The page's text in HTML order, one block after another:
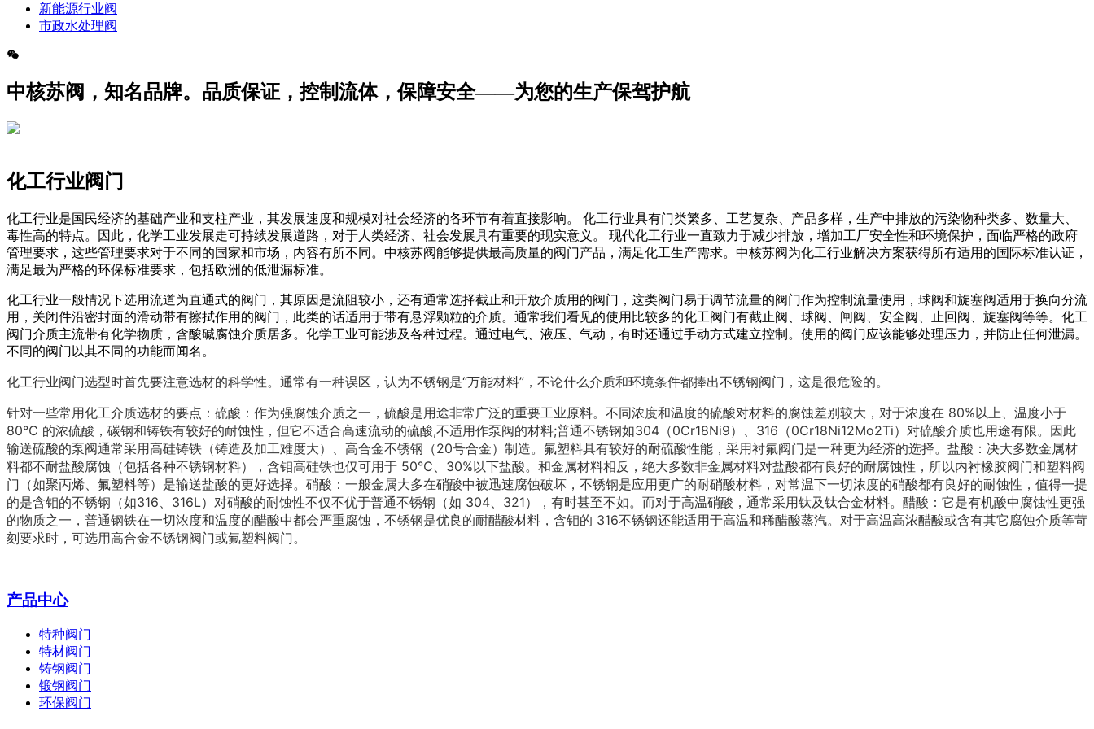
新能源行业阀
市政水处理阀
中核苏阀，知名品牌。品质保证，控制流体，保障安全——为您的生产保驾护航
化工行业阀门
化工行业是国民经济的基础产业和支柱产业，其发展速度和规模对社会经济的各环节有着直接影响。 化工行业具有门类繁多、工艺复杂、产品多样，生产中排放的污染物种类多、数量大、
毒性高的特点。因此，化学工业发展走可持续发展道路，对于人类经济、社会发展具有重要的现实意义。 现代化工行业一直致力于减少排放，增加工厂安全性和环境保护，面临严格的政府
管理要求，这些管理要求对于不同的国家和市场，内容有所不同。中核苏阀能够提供最高质量的阀门产品，满足化工生产需求。中核苏阀为化工行业解决方案获得所有适用的国际标准认证，
满足最为严格的环保标准要求，包括欧洲的低泄漏标准。
化工行业一般情况下选用流道为直通式的阀门，其原因是流阻较小，还有通常选择截止和开放介质用的阀门，这类阀门易于调节流量的阀门作为控制流量使用，球阀和旋塞阀适用于换向分流
用，关闭件沿密封面的滑动带有擦拭作用的阀门，此类的话适用于带有悬浮颗粒的介质。通常我们看见的使用比较多的化工阀门有截止阀、球阀、闸阀、安全阀、止回阀、旋塞阀等等。化工
阀门介质主流带有化学物质，含酸碱腐蚀介质居多。化学工业可能涉及各种过程。通过电气、液压、气动，有时还通过手动方式建立控制。使用的阀门应该能够处理压力，并防止任何泄漏。
不同的阀门以其不同的功能而闻名。
化工行业阀门选型时首先要注意选材的科学性。通常有一种误区，认为不锈钢是“万能材料”，不论什么介质和环境条件都捧出不锈钢阀门，这是很危险的。
针对一些常用化工介质选材的要点：硫酸：作为强腐蚀介质之一，硫酸是用途非常广泛的重要工业原料。不同浓度和温度的硫酸对材料的腐蚀差别较大，对于浓度在 80%以上、温度小于
80℃ 的浓硫酸，碳钢和铸铁有较好的耐蚀性，但它不适合高速流动的硫酸,不适用作泵阀的材料;普通不锈钢如304（0Cr18Ni9）、316（0Cr18Ni12Mo2Ti）对硫酸介质也用途有限。因此
输送硫酸的泵阀通常采用高硅铸铁（铸造及加工难度大）、高合金不锈钢（20号合金）制造。氟塑料具有较好的耐硫酸性能，采用衬氟阀门是一种更为经济的选择。盐酸：决大多数金属材
料都不耐盐酸腐蚀（包括各种不锈钢材料），含钼高硅铁也仅可用于 50℃、30%以下盐酸。和金属材料相反，绝大多数非金属材料对盐酸都有良好的耐腐蚀性，所以内衬橡胶阀门和塑料阀
门（如聚丙烯、氟塑料等）是输送盐酸的更好选择。硝酸：一般金属大多在硝酸中被迅速腐蚀破坏，不锈钢是应用更广的耐硝酸材料，对常温下一切浓度的硝酸都有良好的耐蚀性，值得一提
的是含钼的不锈钢（如316、316L）对硝酸的耐蚀性不仅不优于普通不锈钢（如 304、321），有时甚至不如。而对于高温硝酸，通常采用钛及钛合金材料。醋酸：它是有机酸中腐蚀性更强
的物质之一，普通钢铁在一切浓度和温度的醋酸中都会严重腐蚀，不锈钢是优良的耐醋酸材料，含钼的 316不锈钢还能适用于高温和稀醋酸蒸汽。对于高温高浓醋酸或含有其它腐蚀介质等苛
刻要求时，可选用高合金不锈钢阀门或氟塑料阀门。
产品中心
特种阀门
特材阀门
铸钢阀门
锻钢阀门
环保阀门